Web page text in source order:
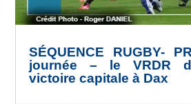
SÉQUENCE RUGBY-
journée – le VRDR
victoire capitale à Dax